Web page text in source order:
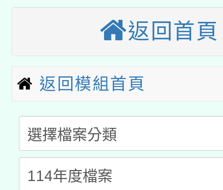
用水績優單位及節水達
桃園市孔廟祈福系列
開 智慧啟航」
2026年桃園地景藝術
本校115學年度第2次
招甄選結果公告(無人
招)
適應運動共學行動站研
本館辦理115年度閱讀
暨閱讀推動專業研習
科技賦能─人工智慧
礎課程
A3數位素養講師名單
「數位內容與教學軟體
有關大陸委員會函釋公
返回首頁
返回模組首頁